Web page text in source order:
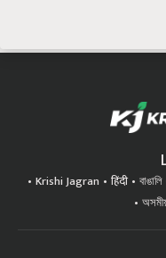
Krishi Jagran हिंदी বাঙালি